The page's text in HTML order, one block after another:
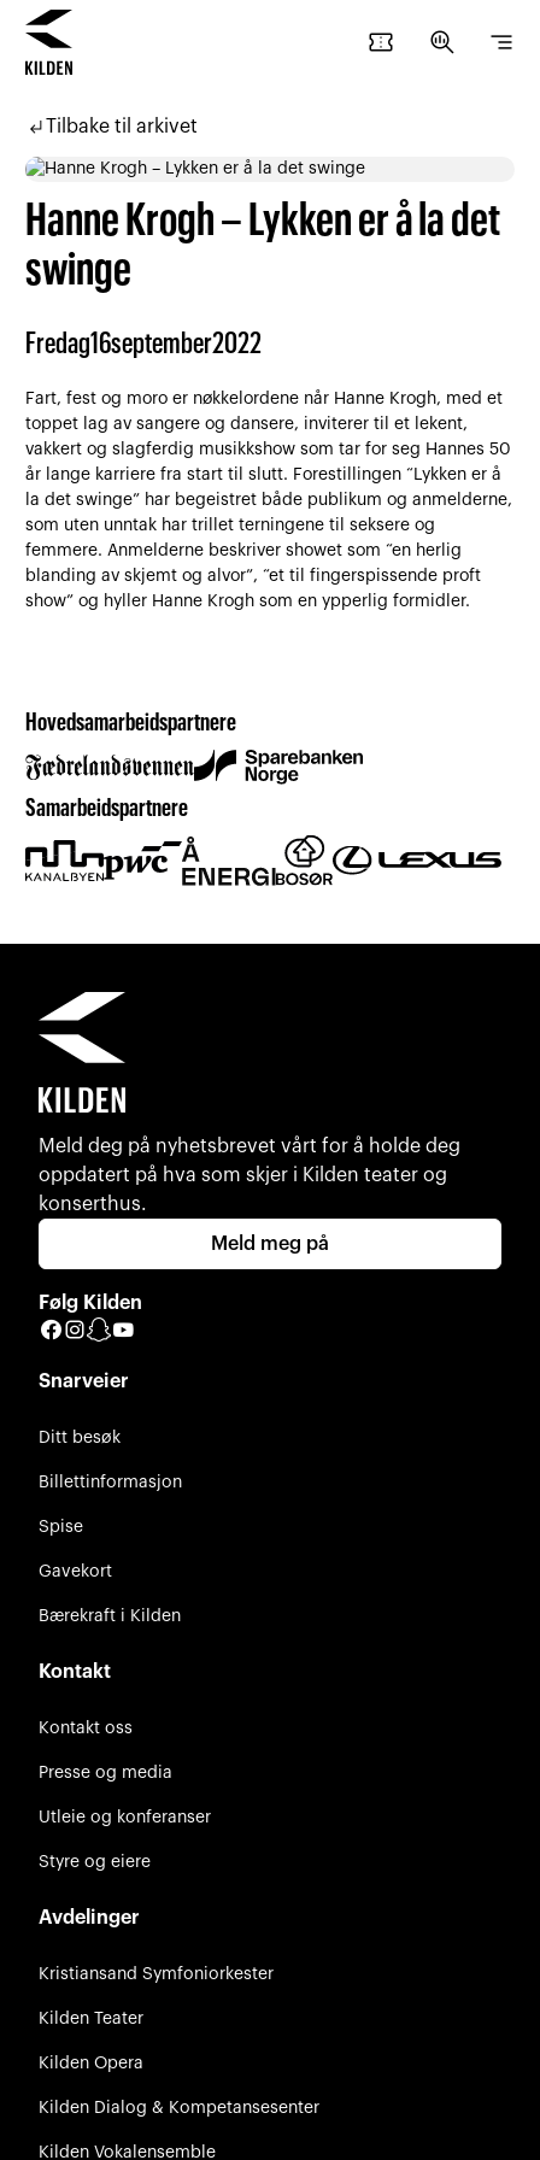
confirmation_number search_insights segment
subdirectory_arrow_leftTilbake til arkivet
Hanne Krogh – Lykken er å la det
swinge
Fredag16september2022
Fart, fest og moro er nøkkelordene når Hanne Krogh, med et
toppet lag av sangere og dansere, inviterer til et lekent,
vakkert og slagferdig musikkshow som tar for seg Hannes 50
år lange karriere fra start til slutt. Forestillingen “Lykken er å
la det swinge” har begeistret både publikum og anmelderne,
som uten unntak har trillet terningene til seksere og
femmere. Anmelderne beskriver showet som “en herlig
blanding av skjemt og alvor”, “et til fingerspissende proft
show” og hyller Hanne Krogh som en ypperlig formidler.
Hovedsamarbeidspartnere
Samarbeidspartnere
Meld deg på nyhetsbrevet vårt for å holde deg
oppdatert på hva som skjer i Kilden teater og
konserthus.
Meld meg på
Følg Kilden
Facebook
Instagram
Snapchat
Snarveier
Ditt besøk
Billettinformasjon
Spise
Gavekort
Bærekraft i Kilden
Kontakt
Kontakt oss
Presse og media
Utleie og konferanser
Styre og eiere
Avdelinger
Kristiansand Symfoniorkester
Kilden Teater
Kilden Opera
Kilden Dialog & Kompetansesenter
Kilden Vokalensemble